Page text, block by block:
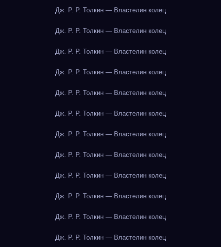
Дж. Р. Р. Толкин — Властелин колец
Дж. Р. Р. Толкин — Властелин колец
Дж. Р. Р. Толкин — Властелин колец
Дж. Р. Р. Толкин — Властелин колец
Дж. Р. Р. Толкин — Властелин колец
Дж. Р. Р. Толкин — Властелин колец
Дж. Р. Р. Толкин — Властелин колец
Дж. Р. Р. Толкин — Властелин колец
Дж. Р. Р. Толкин — Властелин колец
Дж. Р. Р. Толкин — Властелин колец
Дж. Р. Р. Толкин — Властелин колец
Дж. Р. Р. Толкин — Властелин колец